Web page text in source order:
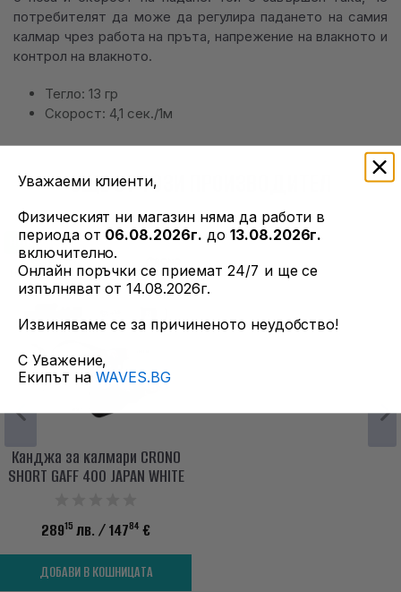
потребителят да може да регулира падането на самия
калмар чрез работа на пръта, напрежение на влакното и
контрол на влакното.
Тегло: 13 гр
Скорост: 4,1 сек./1м
ОЩЕ ОТ ТОЗИ ПРОИЗВОДИТЕЛ
НОВ
Канджа за калмари CRONO
SHORT GAFF 400 JAPAN WHITE
28915 лв. / 14784 €
ДОБАВИ В КОШНИЦАТА
Уважаеми клиенти,
Физическият ни магазин няма да работи в
периода от 06.08.2026г. до 13.08.2026г.
включително.
Онлайн поръчки се приемат 24/7 и ще се
изпълняват от 14.08.2026г.
Извиняваме се за причиненото неудобство!
С Уважение,
Екипът на WAVES.BG